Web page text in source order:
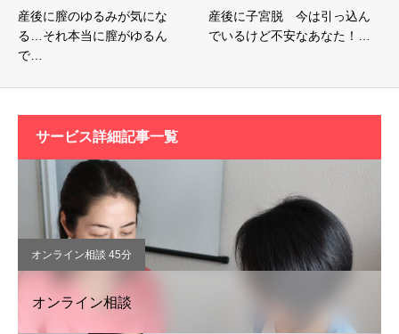
産後に膣のゆるみが気にな
る…それ本当に膣がゆるん
で…
産後に子宮脱 今は引っ込ん
でいるけど不安なあなた！…
サービス詳細記事一覧
オンライン相談 45分
オンライン相談